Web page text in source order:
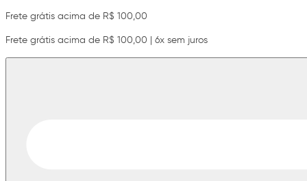
Frete grátis acima de R$ 100,00
Frete grátis acima de R$ 100,00 | 6x sem juros